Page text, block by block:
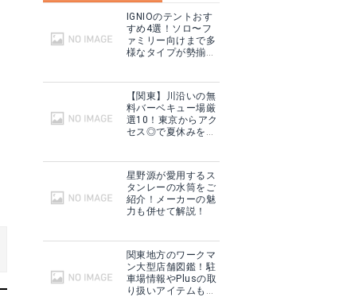
IGNIOのテントおす
すめ4選！ソロ〜フ
ァミリー向けまで多
様なタイプが勢揃
【関東】川沿いの無
料バーベキュー場厳
選10！東京からアク
セス◎で夏休みを満
星野源が愛用するス
タンレーの水筒をご
紹介！メーカーの魅
力も併せて解説！
関東地方のワークマ
ン大型店舗図鑑！駐
車場情報やPlusの取
り扱いアイテムも紹